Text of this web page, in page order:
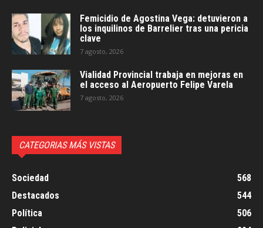
Femicidio de Agostina Vega: detuvieron a
los inquilinos de Barrelier tras una pericia
clave
7 agosto, 2026
Vialidad Provincial trabaja en mejoras en
el acceso al Aeropuerto Felipe Varela
7 agosto, 2026
CATEGORIAS MÁS VISTAS
Sociedad
568
Destacados
544
Política
506